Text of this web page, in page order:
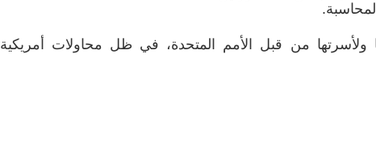
ولأسرتها من قبل الأمم المتحدة، في ظل محاولات أمريكية